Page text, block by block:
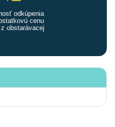
odkúpenia
cenu
obstarávacej